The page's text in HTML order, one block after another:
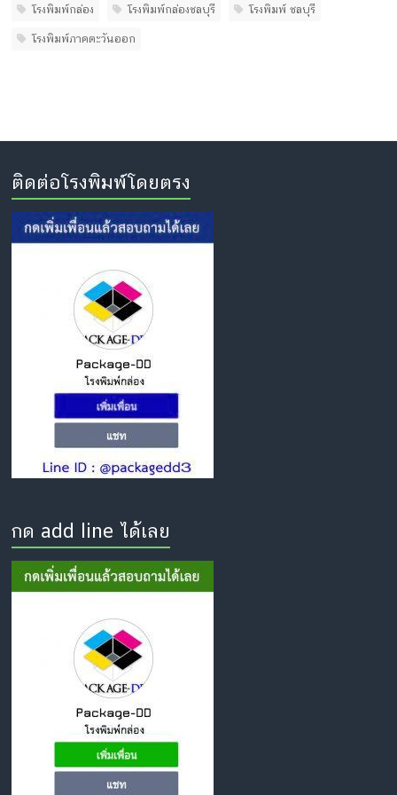
โรงพิมพ์กล่อง โรงพิมพ์กล่องชลบุรี โรงพิมพ์ ชลบุรี
โรงพิมพ์ภาคตะวันออก
ติดต่อโรงพิมพ์โดยตรง
กด add line ได้เลย